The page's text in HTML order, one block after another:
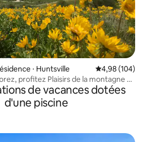
⋅ Huntsville Évaluation
4,98 (104)
profitez Plaisirs de la montagne à
de vacances dotées
d'une piscine